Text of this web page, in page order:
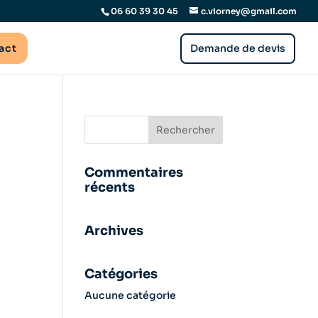
06 60 39 30 45 c.viorney@gmail.com
Demande de devis
Commentaires
récents
Archives
Catégories
Aucune catégorie